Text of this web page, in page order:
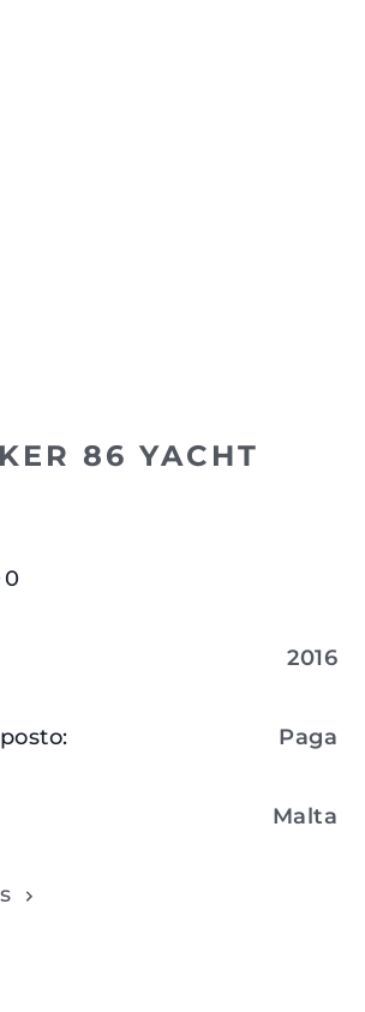
86 YACHT
2016
: Paga
Malta